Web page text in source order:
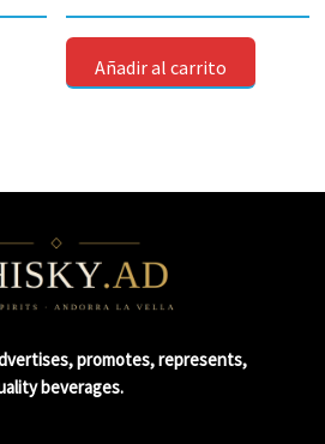
Añadir al carrito
promotes, represents,
beverages.